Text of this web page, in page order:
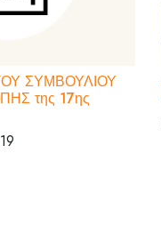
ΣΥΜΒΟΥΛΙΟΥ
της 17ης